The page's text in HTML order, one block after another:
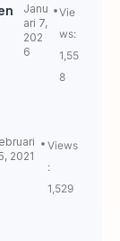
Janu
ari 7,
202
6
Vie
ws:
1,55
8
2021
Views
:
1,529